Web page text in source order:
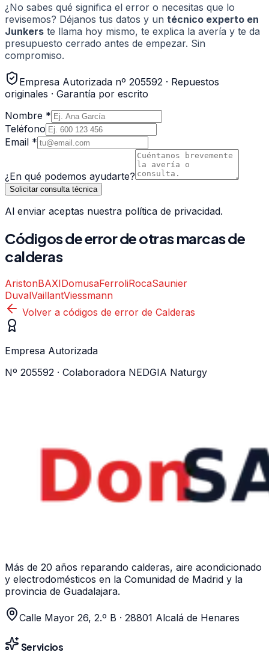
¿No sabes qué significa el error o necesitas que lo
revisemos? Déjanos tus datos y un técnico experto en
Junkers te llama hoy mismo, te explica la avería y te da
presupuesto cerrado antes de empezar. Sin
compromiso.
Empresa Autorizada nº 205592 · Repuestos
originales · Garantía por escrito
Nombre *
Teléfono
Email *
¿En qué podemos ayudarte?
Solicitar consulta técnica
Al enviar aceptas nuestra política de privacidad.
Códigos de error de otras marcas de
calderas
AristonBAXIDomusaFerroliRocaSaunier
DuvalVaillantViessmann
Volver a códigos de error de Calderas
Empresa Autorizada
Nº 205592 · Colaboradora NEDGIA Naturgy
Más de 20 años reparando calderas, aire acondicionado
y electrodomésticos en la Comunidad de Madrid y la
provincia de Guadalajara.
Calle Mayor 26, 2.º B · 28801 Alcalá de Henares
Servicios